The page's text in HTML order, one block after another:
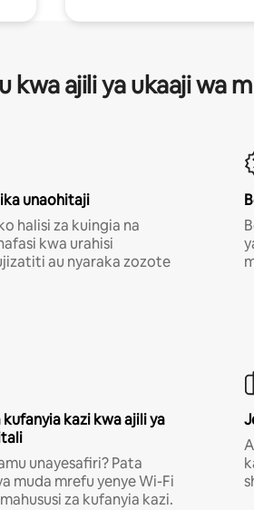
kwa ajili ya ukaaji wa
unaohitaji
halisi za kuingia na
kwa urahisi
au nyaraka zozote
kazi kwa ajili ya
unayesafiri? Pata
muda mrefu yenye Wi-Fi
za kufanyia kazi.